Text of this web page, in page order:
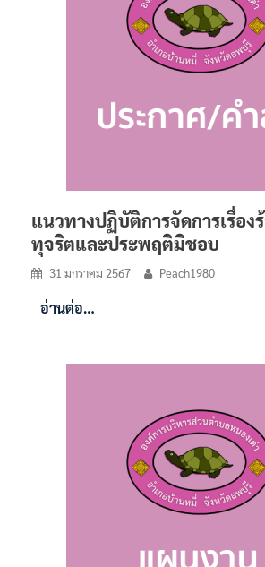
แนวทางปฏิบัติการจัดการเรื่อง
ทุจริตและประพฤติมิชอบ
31 มกราคม 2567 Peach1980
อ่านต่อ…